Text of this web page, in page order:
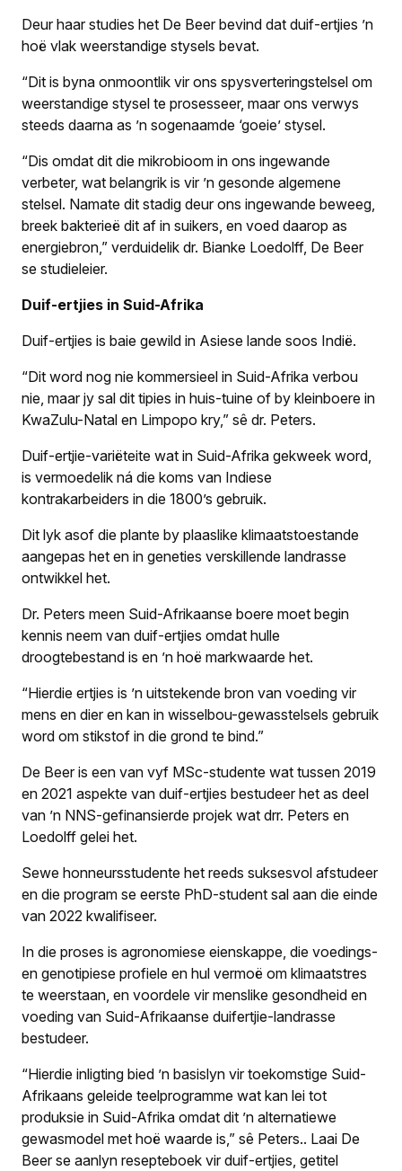
Deur haar studies het De Beer bevind dat duif-ertjies ’n
hoë vlak weerstandige stysels bevat.
“Dit is byna onmoontlik vir ons spysverteringstelsel om
weerstandige stysel te prosesseer, maar ons verwys
steeds daarna as ’n sogenaamde ‘goeie’ stysel.
“Dis omdat dit die mikrobioom in ons ingewande
verbeter, wat belangrik is vir ’n gesonde algemene
stelsel. Namate dit stadig deur ons ingewande beweeg,
breek bakterieë dit af in suikers, en voed daarop as
energiebron,” verduidelik dr. Bianke Loedolff, De Beer
se studieleier.
Duif-ertjies in Suid-Afrika
Duif-ertjies is baie gewild in Asiese lande soos Indië.
“Dit word nog nie kommersieel in Suid-Afrika verbou
nie, maar jy sal dit tipies in huis-tuine of by kleinboere in
KwaZulu-Natal en Limpopo kry,” sê dr. Peters.
Duif-ertjie-variëteite wat in Suid-Afrika gekweek word,
is vermoedelik ná die koms van Indiese
kontrakarbeiders in die 1800’s gebruik.
Dit lyk asof die plante by plaaslike klimaatstoestande
aangepas het en in geneties verskillende landrasse
ontwikkel het.
Dr. Peters meen Suid-Afrikaanse boere moet begin
kennis neem van duif-ertjies omdat hulle
droogtebestand is en ’n hoë markwaarde het.
“Hierdie ertjies is ’n uitstekende bron van voeding vir
mens en dier en kan in wisselbou-gewasstelsels gebruik
word om stikstof in die grond te bind.”
De Beer is een van vyf MSc-studente wat tussen 2019
en 2021 aspekte van duif-ertjies bestudeer het as deel
van ’n NNS-gefinansierde projek wat drr. Peters en
Loedolff gelei het.
Sewe honneursstudente het reeds suksesvol afstudeer
en die program se eerste PhD-student sal aan die einde
van 2022 kwalifiseer.
In die proses is agronomiese eienskappe, die voedings-
en genotipiese profiele en hul vermoë om klimaatstres
te weerstaan, en voordele vir menslike gesondheid en
voeding van Suid-Afrikaanse duifertjie-landrasse
bestudeer.
“Hierdie inligting bied ’n basislyn vir toekomstige Suid-
Afrikaans geleide teelprogramme wat kan lei tot
produksie in Suid-Afrika omdat dit ’n alternatiewe
gewasmodel met hoë waarde is,” sê Peters.. Laai De
Beer se aanlyn resepteboek vir duif-ertjies, getitel